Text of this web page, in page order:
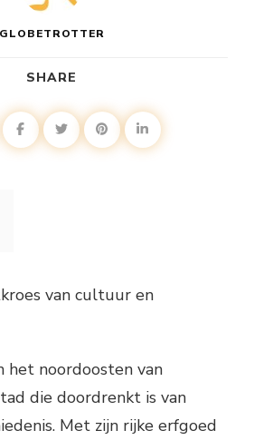
GLOBETROTTER
SHARE
van cultuur en
het noordoosten van
die doordrenkt is van
Met zijn rijke erfgoed